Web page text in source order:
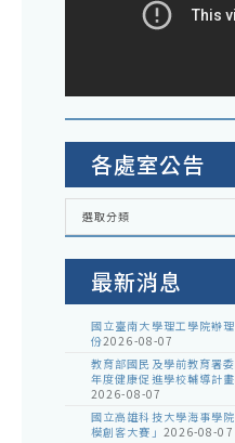
各處室公告
各
室
選取分類
最新消息
國立臺南大學理工學院辦
份2026-08-07
教育部國民及學前教育署
年度健康促進學校輔導計
2026-08-07
國立高雄科技大學海事學
模創客大賽」 2026-08-07